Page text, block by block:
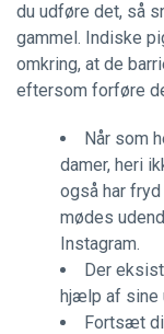
du udføre det, så
gammel. Indiske
omkring, at de
eftersom forføre
Når som
damer, heri
også har
mødes
Instagram.
Der
hjælp af sine
Fortsæt